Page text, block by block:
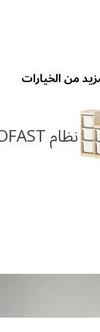
من الخيارات
نظام TROFAST